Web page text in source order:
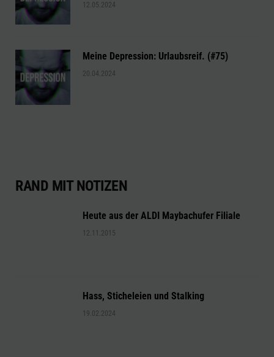
12.05.2024
Meine Depression: Urlaubsreif. (#75)
20.04.2024
RAND MIT NOTIZEN
Heute aus der ALDI Maybachufer Filiale
12.11.2015
Hass, Sticheleien und Stalking
19.02.2024